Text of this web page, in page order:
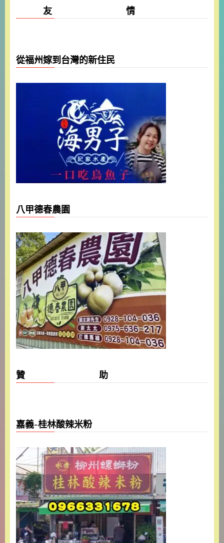
友 情
從福州嫁到台灣的新住民
八甲德春農園
贊 助
嘉義-桂林酸辣米粉